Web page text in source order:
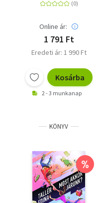
Online ár:
1 791 Ft
Eredeti ár: 1 990 Ft
Kosárba
2 - 3 munkanap
KÖNYV
%